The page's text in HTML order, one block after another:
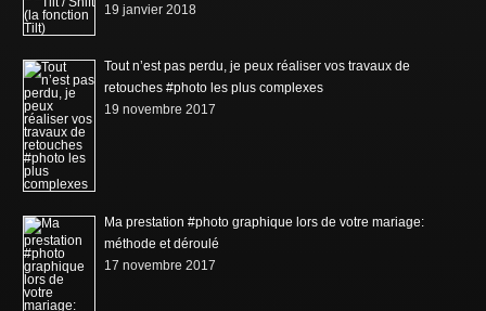
19 janvier 2018
Tout n’est pas perdu, je peux réaliser vos travaux de
retouches #photo les plus complexes
19 novembre 2017
Ma prestation #photo graphique lors de votre mariage:
méthode et déroulé
17 novembre 2017